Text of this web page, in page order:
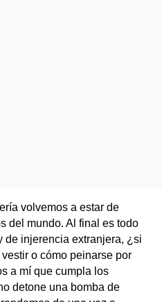
volvemos a estar de
del mundo. Al final es todo
de injerencia extranjera, ¿si
o cómo peinarse por
a mí que cumpla los
detone una bomba de